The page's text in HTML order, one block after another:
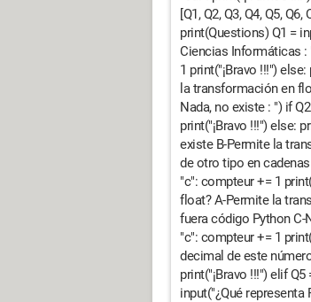
[Q1, Q2, Q3, Q4, Q5,
print(Questions) Q1 =
Ciencias Informáticas :
1 print("¡Bravo !!!")
la transformación en
Nada, no existe : ") if
print("¡Bravo !!!") else:
existe B-Permite la
de otro tipo en cadenas
"c": compteur += 1
float? A-Permite la
fuera código Python C-
"c": compteur += 1
decimal de este
print("¡Bravo !!!") elif Q5
input("¿Qué representa